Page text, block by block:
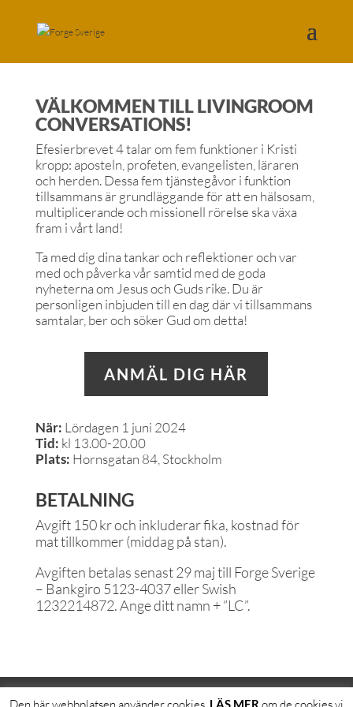
VÄLKOMMEN TILL LIVINGROOM
CONVERSATIONS!
Efesierbrevet 4 talar om fem funktioner i Kristi
kropp: aposteln, profeten, evangelisten, läraren
och herden. Dessa fem tjänstegåvor i funktion
tillsammans är grundläggande för att en hälsosam,
multiplicerande och missionell rörelse ska växa
fram i vårt land!
Ta med dig dina tankar och reflektioner och var
med och påverka vår samtid med de goda
nyheterna om Jesus och Guds rike. Du är
personligen inbjuden till en dag där vi tillsammans
samtalar, ber och söker Gud om detta!
ANMÄL DIG HÄR
När: Lördagen 1 juni 2024
Tid: kl 13.00-20.00
Plats: Hornsgatan 84, Stockholm
BETALNING
Avgift 150 kr och inkluderar fika, kostnad för
mat tillkommer (middag på stan).
Avgiften betalas senast 29 maj till Forge Sverige
– Bankgiro 5123-4037 eller Swish
1232214872. Ange ditt namn + ”LC”.
LÄS MER